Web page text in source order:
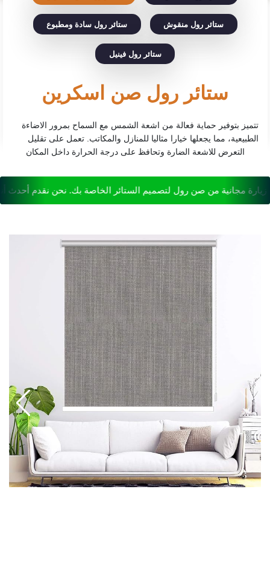
ستائر رول منقوش ستائر رول سادة ومطبوع
ستائر رول فينيل
ستائر رول صن اسكرين
تتميز بتوفير حماية فعالة من اشعة الشمس مع السماح بمرور الاضاءة
الطبيعية، مما يجعلها خيارا مثاليا للمنازل والمكاتب. تعمل على تقليل
التعرض للاشعة الضارة وتحافظ على درجة الحرارة داخل المكان
مجانية من صن رول لتصميم الستائر الخاصة بك. نحن نقدم أحدث